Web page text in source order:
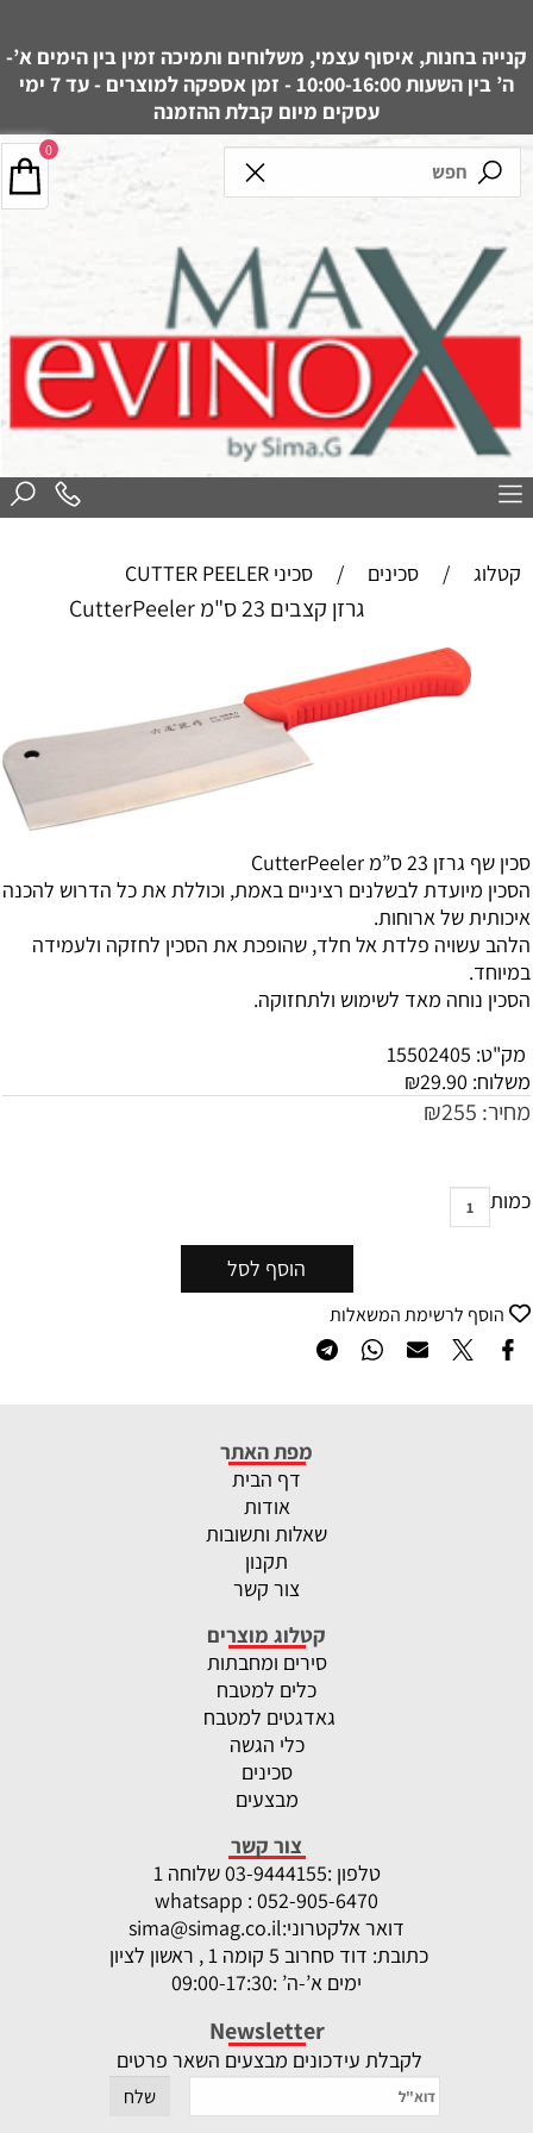
קנייה בחנות, איסוף עצמי, משלוחים ותמיכה זמין בין הימים א’-
ה’ בין השעות 10:00-16:00 - זמן אספקה למוצרים - עד 7 ימי
עסקים מיום קבלת ההזמנה
קטלוג / סכינים / סכיני CUTTER PEELER
גרזן קצבים 23 ס"מ CutterPeeler
סכין שף גרזן 23 ס”מ CutterPeeler
הסכין מיועדת לבשלנים רציניים באמת, וכוללת את כל הדרוש להכנה
איכותית של ארוחות.
הלהב עשויה פלדת אל חלד, שהופכת את הסכין לחזקה ולעמידה
במיוחד.
הסכין נוחה מאד לשימוש ולתחזוקה.
מק"ט: 15502405
משלוח:
₪29.90
מחיר: ₪255
כמות
הוסף לסל
הוסף לרשימת המשאלות
0
מפת האתר
דף הבית
אודות
שאלות ותשובות
תקנון
צור קשר
קטלוג מוצרים
סירים ומחבתות
כלים למטבח
גאדגטים למטבח
כלי הגשה
סכינים
מבצעים
צור קשר
טלפון :
03-9444155 שלוחה 1
whatsapp : 052-905-6470
דואר אלקטרוני:sima@simag.co.il
כתובת: דוד סחרוב 5 קומה 1 , ראשון לציון
ימים א’-ה’ :09:00-17:30
Newsletter
לקבלת עידכונים מבצעים השאר פרטים